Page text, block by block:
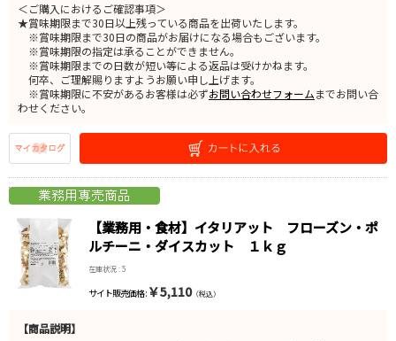
＜ご購入におけるご確認事項＞
★賞味期限まで30日以上残っている商品を出荷いたします。
※賞味期限まで30日の商品がお届けになる場合もございます。
※賞味期限の指定は承ることができません。
※賞味期限までの日数が短い等による返品は受けかねます。
何卒、ご理解賜りますようお願い申し上げます。
※賞味期限に不安があるお客様は必ずお問い合わせフォームまでお問い合
わせください。
【業務用・食材】イタリアット フローズン・ポ
ルチーニ・ダイスカット １ｋｇ
在庫状況 : 5
サイト販売価格 : ￥5,110（税込）
【商品説明】